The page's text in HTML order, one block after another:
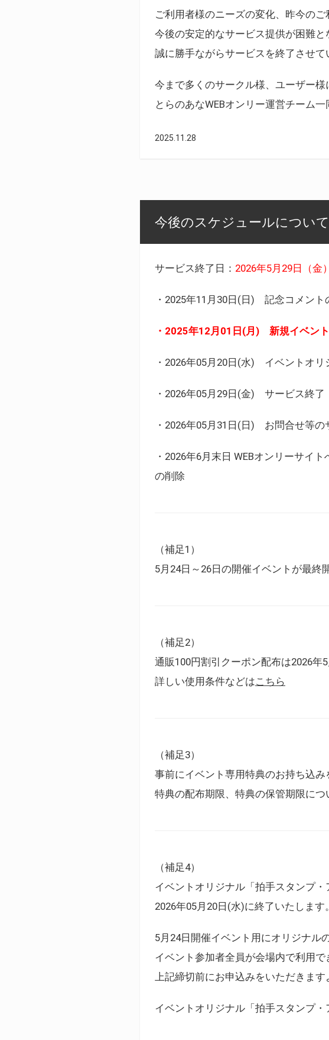
ご利用者様のニーズの変化、昨今の
今後の安定的なサービス提供が困難と
誠に勝手ながらサービスを終了させて
今まで多くのサークル様、ユーザー
とらのあなWEBオンリー運営チーム一
2025.11.28
今後のスケジュールについ
サービス終了日： 2026年5月29日（金）
・2025年11月30日(日) 記念コメント
・2025年12月01日(月) 新規イベン
・2026年05月20日(水) イベントオ
・2026年05月29日(金) サービス終了
・2026年05月31日(日) お問合せ等の
・2026年6月末日 WEBオンリーサイ
の削除
（補足1）
5月24日～26日の開催イベントが最終
（補足2）
通販100円割引クーポン配布は2026年
詳しい使用条件などはこちら
（補足3）
事前にイベント専用特典のお持ち込
特典の配布期限、特典の保管期限に
（補足4）
イベントオリジナル「拍手スタンプ
2026年05月20日(水)に終了いたします。
5月24日開催イベント用にオリジナル
イベント参加者全員が会場内で利用
上記締切前にお申込みをいただきます
イベントオリジナル「拍手スタンプ